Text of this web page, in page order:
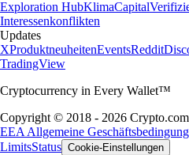
Exploration HubKlimaCapital
Interessenkonflikten
Updates
XProduktneuheitenEventsReddit
TradingView
Cryptocurrency in Every Wallet™
Copyright © 2018 - 2026
EEA Allgemeine
LimitsStatus Cookie-Einstellungen